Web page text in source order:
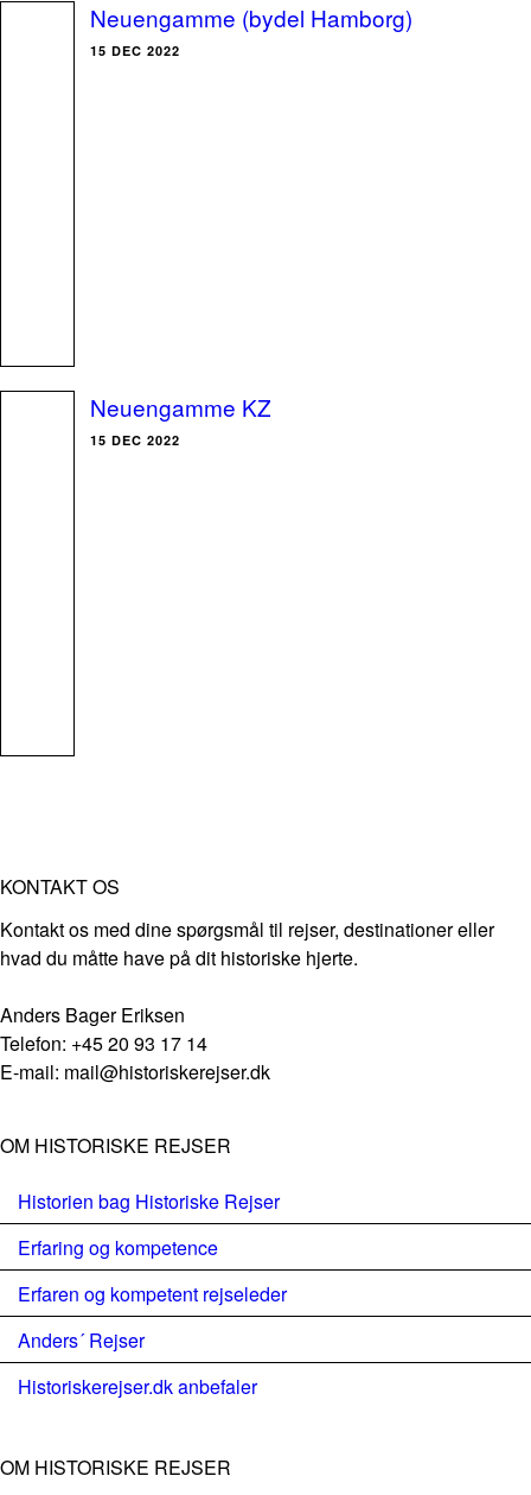
Neuengamme (bydel Hamborg)
15 DEC 2022
Neuengamme KZ
15 DEC 2022
KONTAKT OS
Kontakt os med dine spørgsmål til rejser, destinationer eller
hvad du måtte have på dit historiske hjerte.
Anders Bager Eriksen
Telefon: +45 20 93 17 14
E-mail: mail@historiskerejser.dk
OM HISTORISKE REJSER
Historien bag Historiske Rejser
Erfaring og kompetence
Erfaren og kompetent rejseleder
Anders´ Rejser
Historiskerejser.dk anbefaler
OM HISTORISKE REJSER